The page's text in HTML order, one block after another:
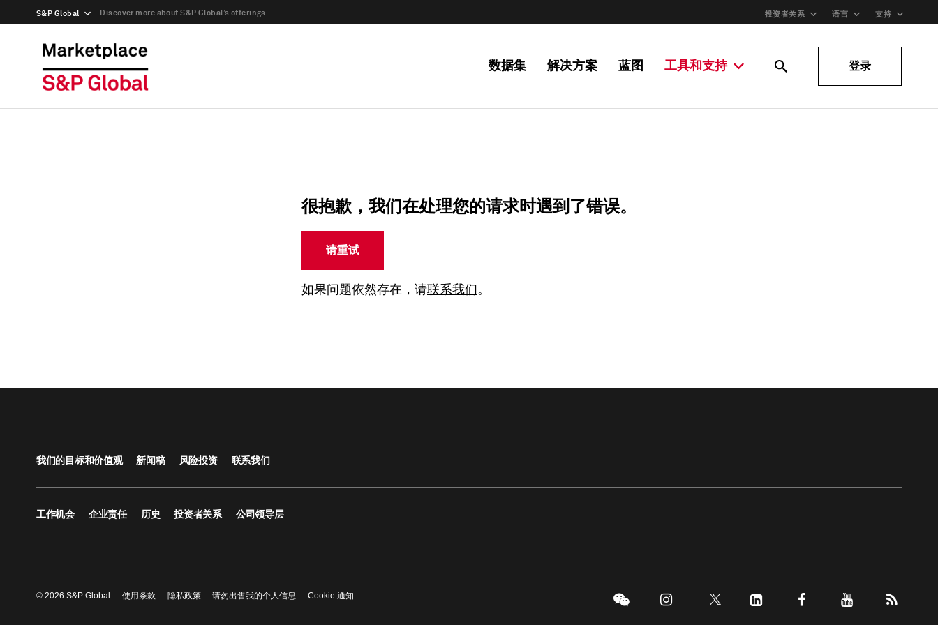
S&P Global Discover more about S&P Global’s offerings 投资者关系 语言 支持
数据集 解决方案 蓝图 工具和支持 登录
很抱歉，我们在处理您的请求时遇到了错误。
请重试
如果问题依然存在，请联系我们 。
我们的目标和价值观 新闻稿 风险投资 联系我们
工作机会 企业责任 历史 投资者关系 公司领导层
© 2026 S&P Global 使用条款 隐私政策 请勿出售我的个人信息 Cookie 通知